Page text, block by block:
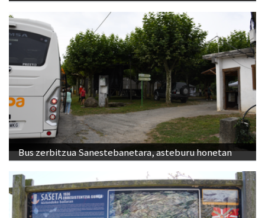
Bus zerbitzua Sanestebanetara, asteburu honetan